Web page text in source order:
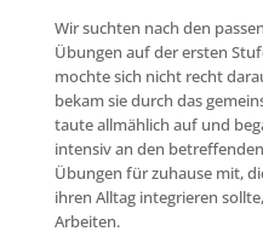
Wir suchten nach den
Übungen auf der ersten
mochte sich nicht recht
bekam sie durch das
taute allmählich auf und
intensiv an den
Übungen für zuhause mit,
ihren Alltag integrieren
Arbeiten.